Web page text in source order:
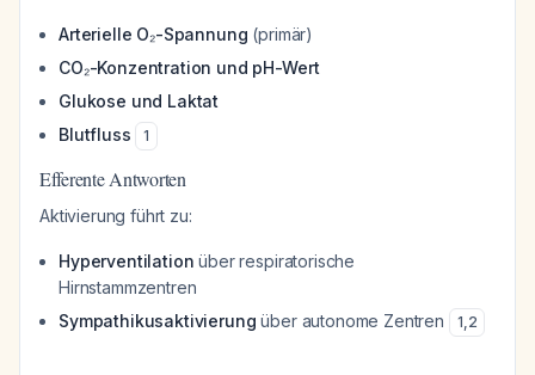
Arterielle O₂-Spannung (primär)
CO₂-Konzentration und pH-Wert
Glukose und Laktat
Blutfluss
1
Efferente Antworten
Aktivierung führt zu:
Hyperventilation über respiratorische
Hirnstammzentren
Sympathikusaktivierung über autonome Zentren 1,2